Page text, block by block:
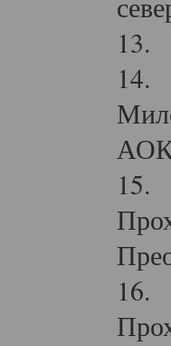
13.
14.
15.
16.